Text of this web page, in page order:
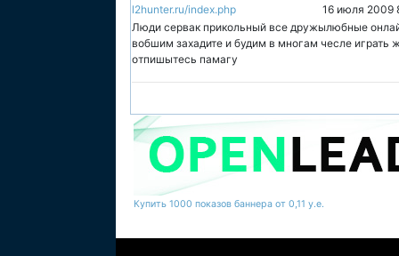
l2hunter.ru/index.php
16 июля 2009
Люди сервак прикольный все дружылюбные
вобшим захадите и будим в многам чесле играть
отпишытесь памагу
Купить 1000 показов баннера от 0,11 у.е.